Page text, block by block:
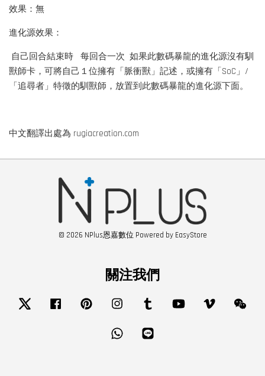
效果：無
進化源效果：
自己回合結束時 每回合一次 如果此數碼暴龍的進化源沒有馴
獸師卡，可將自己１位擁有「脈衝獸」記述，或擁有「SoC」/
「追尋者」特徵的馴獸師，放置到此數碼暴龍的進化源下面。
中文翻譯出處為 rugiacreation.com
© 2026 NPlus恩嘉數位 Powered by EasyStore
關注我們
Twitter Facebook Pinterest Instagram Tumblr YouTube Vimeo
Whatsapp